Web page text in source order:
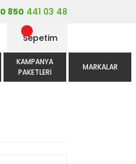
0 850 441 03 48
Sepetim
KAMPANYA
PAKETLERI
MARKALAR